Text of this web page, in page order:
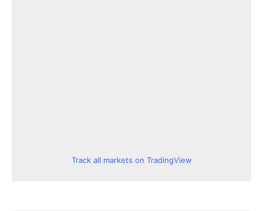
Track all markets on TradingView